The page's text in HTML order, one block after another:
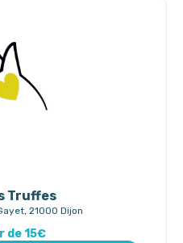
Truffes
21000 Dijon
de 15€